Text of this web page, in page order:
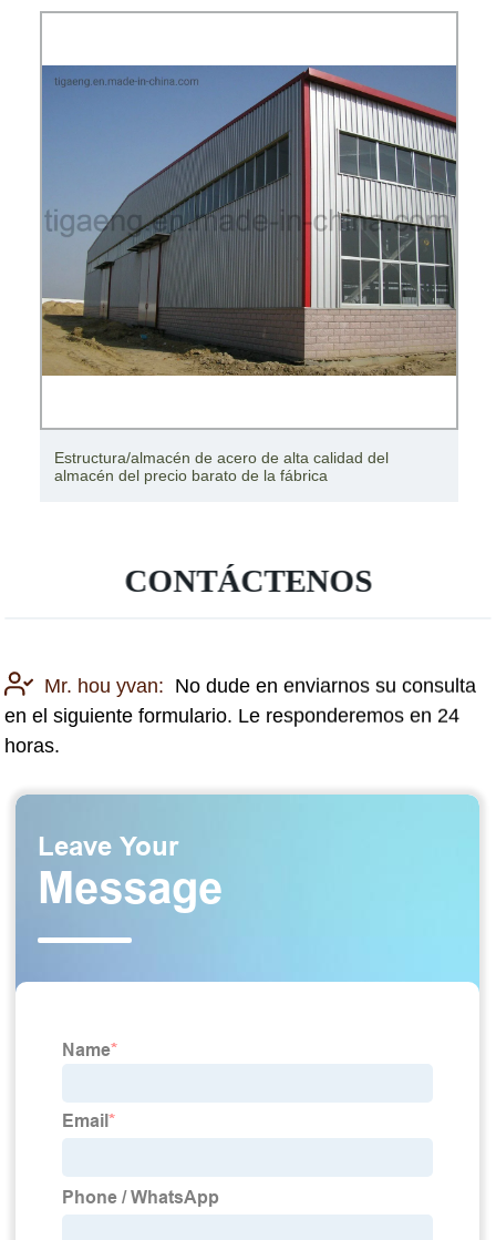
de acero de alta calidad del
barato de la fábrica
Estructura de
CONTÁCTENOS
Mr. hou yvan: No dude en enviarnos su consulta
en el siguiente formulario. Le responderemos en 24
horas.